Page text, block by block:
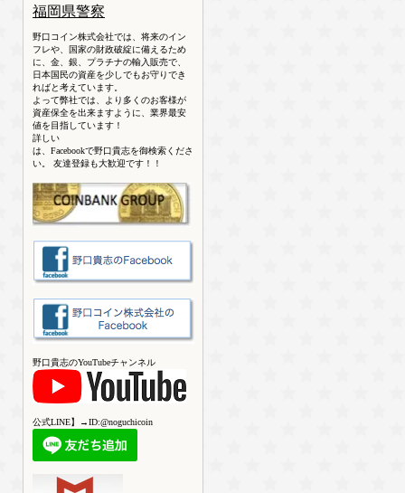
福岡県警察
野口コイン株式会社では、将来のイン
フレや、国家の財政破綻に備えるため
に、金、銀、プラチナの輸入販売で、
日本国民の資産を少しでもお守りでき
ればと考えています。
よって弊社では、より多くのお客様が
資産保全を出来ますように、業界最安
値を目指しています！
詳しい
は、Facebookで野口貴志を御検索くださ
い。 友達登録も大歓迎です！！
野口貴志のYouTubeチャンネル
公式LINE】→ID:@noguchicoin